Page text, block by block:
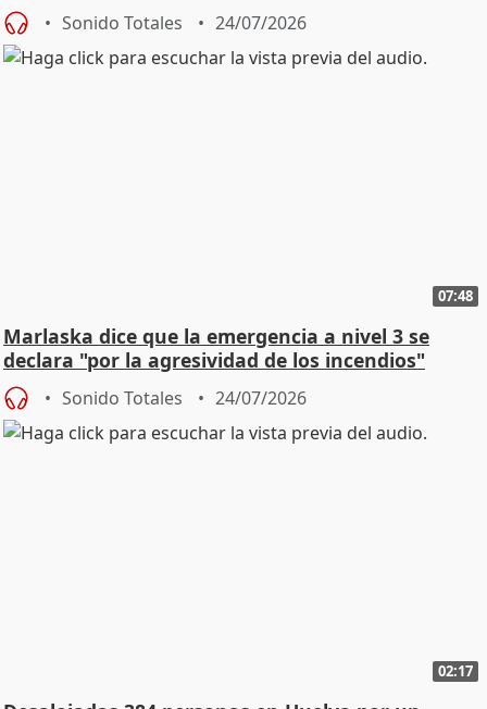
Sonido Totales 24/07/2026
07:48
Marlaska dice que la emergencia a nivel 3 se
declara "por la agresividad de los incendios"
Sonido Totales 24/07/2026
02:17